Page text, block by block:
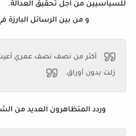
للسياسيين من أجل تحقيق العدالة.
و من بين الرسائل البارزة
أكثر من نصف نصف عمري
زلت بدون أوراق.
وردد المتظاهرون العديد من